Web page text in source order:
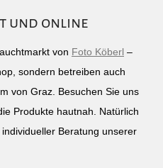
und online
von Foto Köberl –
sondern betreiben auch
von Graz. Besuchen Sie uns
Produkte hautnah. Natürlich
Beratung unserer